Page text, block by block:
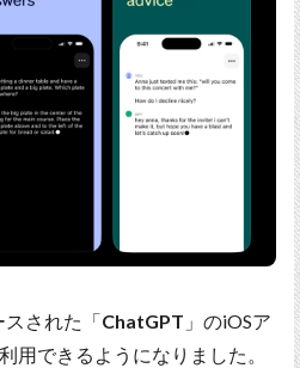
された「ChatGPT 」のiOSア
用できるようになりました。